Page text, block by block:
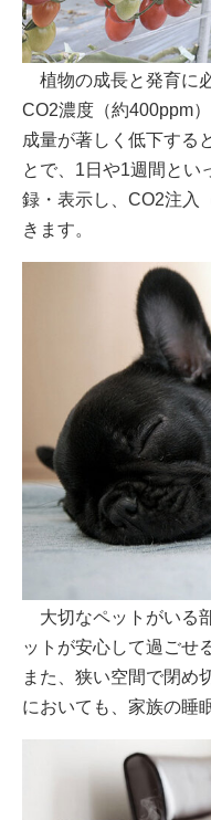
植物の成長と発育に
CO2濃度（約400ppm
成量が著しく低下する
とで、1日や1週間とい
録・表示し、CO2注入
きます。
大切なペットがいる
ットが安心して過ごせ
また、狭い空間で閉め
においても、家族の睡